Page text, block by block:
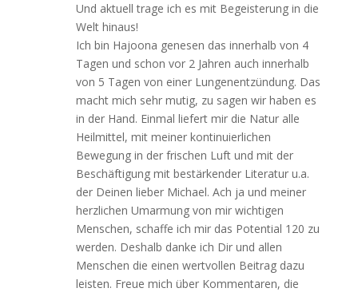
Und aktuell trage ich es mit Begeisterung in die
Welt hinaus!
Ich bin Hajoona genesen das innerhalb von 4
Tagen und schon vor 2 Jahren auch innerhalb
von 5 Tagen von einer Lungenentzündung. Das
macht mich sehr mutig, zu sagen wir haben es
in der Hand. Einmal liefert mir die Natur alle
Heilmittel, mit meiner kontinuierlichen
Bewegung in der frischen Luft und mit der
Beschäftigung mit bestärkender Literatur u.a.
der Deinen lieber Michael. Ach ja und meiner
herzlichen Umarmung von mir wichtigen
Menschen, schaffe ich mir das Potential 120 zu
werden. Deshalb danke ich Dir und allen
Menschen die einen wertvollen Beitrag dazu
leisten. Freue mich über Kommentaren, die